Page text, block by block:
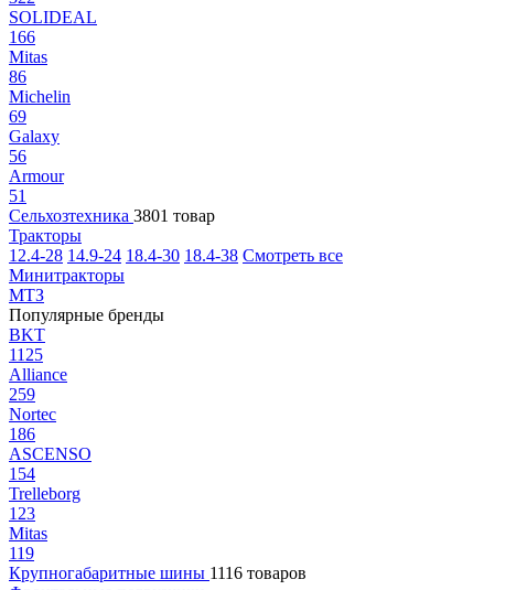
SOLIDEAL
166
Mitas
86
Michelin
69
Galaxy
56
Armour
51
Сельхозтехника 3801 товар
Тракторы
12.4-28 14.9-24 18.4-30 18.4-38 Смотреть все
Минитракторы
МТЗ
Популярные бренды
BKT
1125
Alliance
259
Nortec
186
ASCENSO
154
Trelleborg
123
Mitas
119
Крупногабаритные шины 1116 товаров